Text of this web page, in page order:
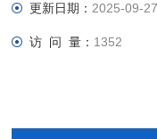
更新日期： 2025-09-27
访 问 量： 1352